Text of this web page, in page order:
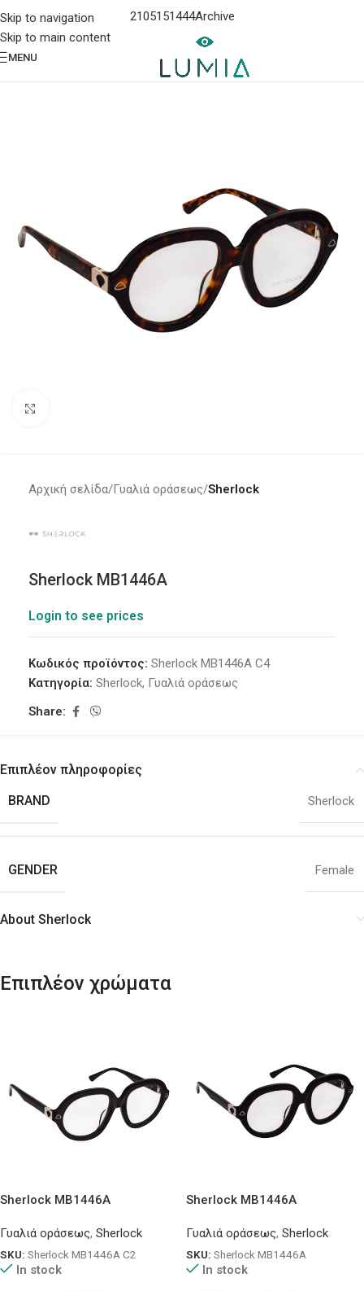
Skip to navigation
Skip to main content
2105151444Archive
MENU
Αρχική σελίδα Γυαλιά οράσεως Sherlock
Sherlock MB1446A
Login to see prices
Κωδικός προϊόντος: Sherlock MB1446A C4
Κατηγορία: Sherlock, Γυαλιά οράσεως
Share:
Επιπλέον πληροφορίες
BRAND
Sherlock
GENDER Female
About Sherlock
Επιπλέον χρώματα
Sherlock MB1446A
Γυαλιά οράσεως, Sherlock
SKU: Sherlock MB1446A C2
In stock
Sherlock MB1446A
Γυαλιά οράσεως, Sherlock
SKU: Sherlock MB1446A
In stock